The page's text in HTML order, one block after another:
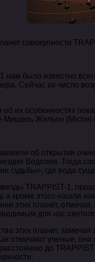
совокупности
нам было известно
Сейчас их число
об их особенностях
Жильон (Michel
об открытии
Водолея. Тогда
судьбы», где вода
TRAPPIST-1,
а кроме этого нашли
этих планет,
для нас
этих планет,
отмечают ученые,
до